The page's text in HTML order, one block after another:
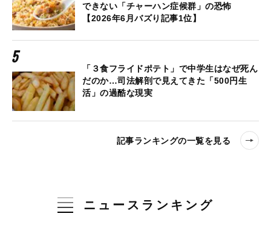
できない「チャーハン症候群」の恐怖
【2026年6月バズり記事1位】
「３食フライドポテト」で中学生はなぜ死ん
だのか…司法解剖で見えてきた「500円生
活」の過酷な現実
記事ランキングの一覧を見る
ニュースランキング